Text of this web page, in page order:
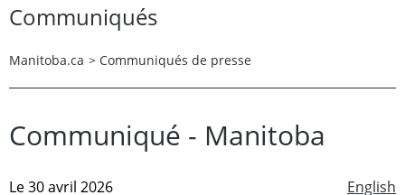
Communiqués
Manitoba.ca > Communiqués de presse
Communiqué - Manitoba
English
Le 30 avril 2026